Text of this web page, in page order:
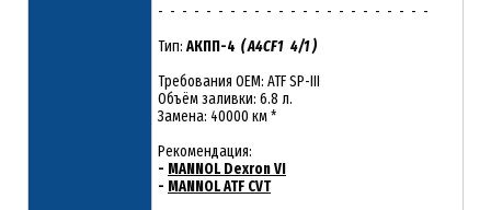
- - - - - - - - - - - - - - - - - - - - - - -
Тип: АКПП-4 ( A4CF1 4/1 )
Требования OEM: ATF SP-III
Объём заливки: 6.8 л.
Замена: 40000 км *
Рекомендация:
- MANNOL Dexron VI
- MANNOL ATF CVT